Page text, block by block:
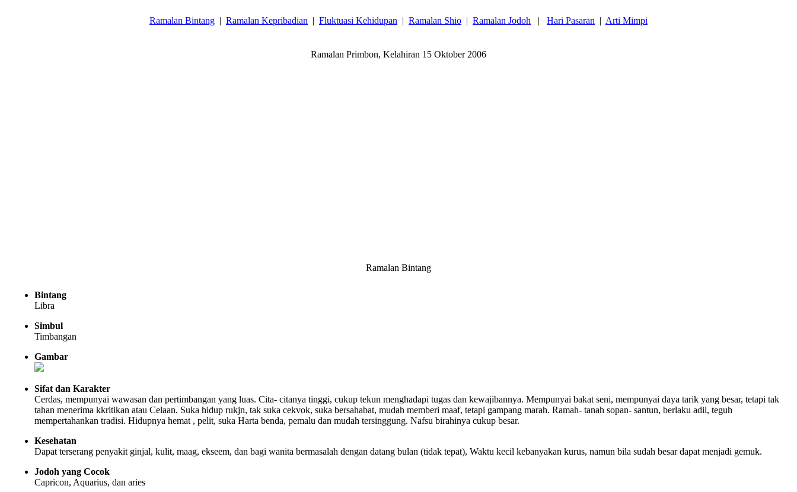
Ramalan Bintang | Ramalan Kepribadian | Fluktuasi Kehidupan | Ramalan Shio | Ramalan Jodoh | Hari Pasaran | Arti Mimpi
Ramalan Primbon, Kelahiran 15 Oktober 2006
Ramalan Bintang
Bintang
Libra
Simbul
Timbangan
Gambar
Sifat dan Karakter
Cerdas, mempunyai wawasan dan pertimbangan yang luas. Cita- citanya tinggi, cukup tekun menghadapi tugas dan kewajibannya. Mempunyai bakat seni, mempunyai daya tarik yang besar, tetapi tak
tahan menerima kkritikan atau Celaan. Suka hidup rukjn, tak suka cekvok, suka bersahabat, mudah memberi maaf, tetapi gampang marah. Ramah- tanah sopan- santun, berlaku adil, teguh
mempertahankan tradisi. Hidupnya hemat , pelit, suka Harta benda, pemalu dan mudah tersinggung. Nafsu birahinya cukup besar.
Kesehatan
Dapat terserang penyakit ginjal, kulit, maag, ekseem, dan bagi wanita bermasalah dengan datang bulan (tidak tepat), Waktu kecil kebanyakan kurus, namun bila sudah besar dapat menjadi gemuk.
Jodoh yang Cocok
Capricon, Aquarius, dan aries